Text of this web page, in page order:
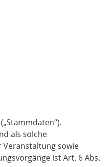
als solche
Veranstaltung sowie
ist Art. 6 Abs.